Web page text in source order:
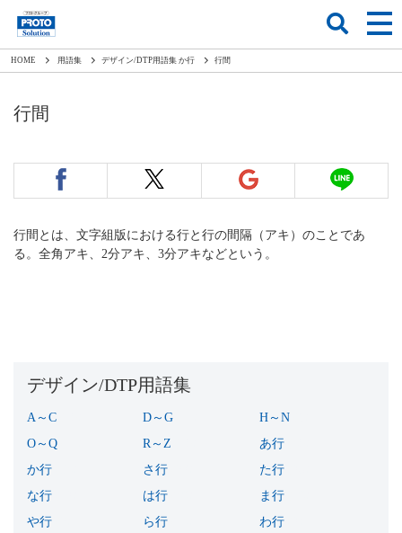
HOME 用語集 デザイン/DTP用語集 か行 行間
行間
行間とは、文字組版における行と行の間隔（アキ）のことであ
る。全角アキ、2分アキ、3分アキなどという。
デザイン/DTP用語集
A～C D～G H～N(8)
O～Q
R～Z あ行(40)
か行
さ行 た行(26)
な行
は行 ま行(19)
や行
ら行 わ行(2)